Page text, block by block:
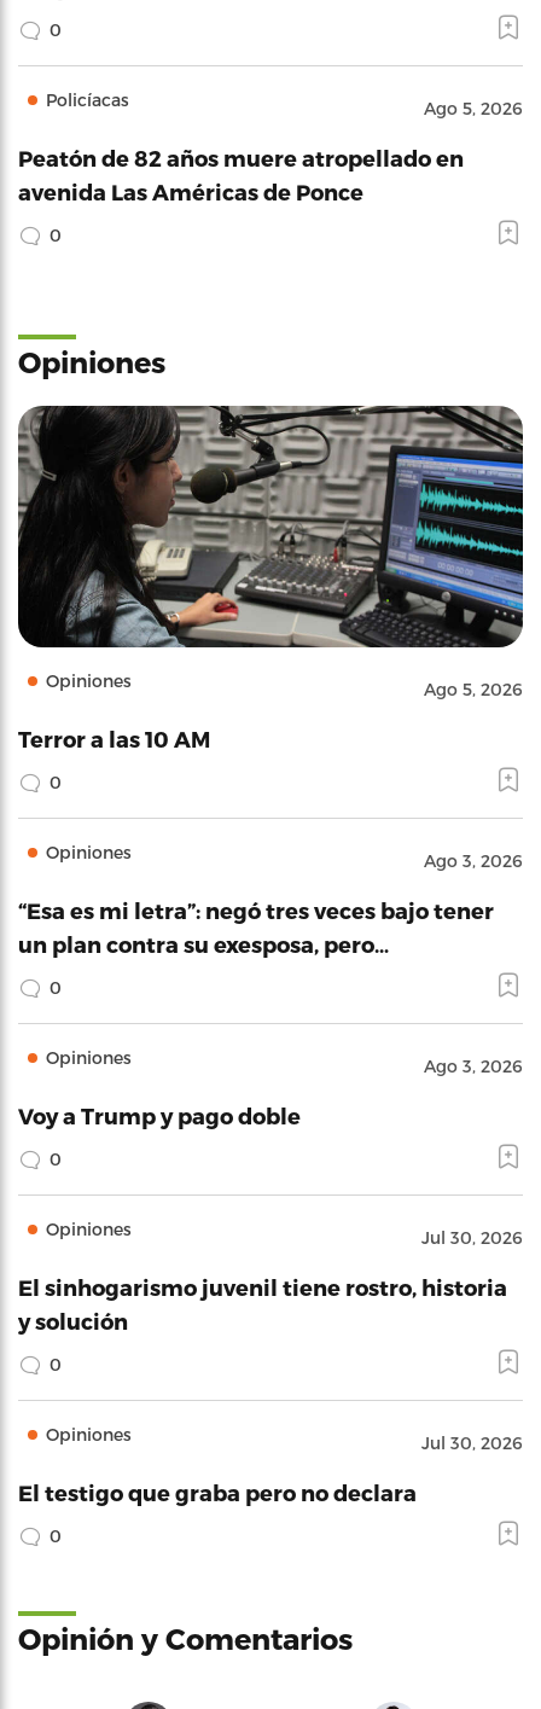
0
Policíacas Ago 5, 2026
Peatón de 82 años muere atropellado en
avenida Las Américas de Ponce
0
Opiniones
Opiniones Ago 5, 2026
Terror a las 10 AM
0
Opiniones Ago 3, 2026
“Esa es mi letra”: negó tres veces bajo tener
un plan contra su exesposa, pero…
0
Opiniones Ago 3, 2026
Voy a Trump y pago doble
0
Opiniones Jul 30, 2026
El sinhogarismo juvenil tiene rostro, historia
y solución
0
Opiniones Jul 30, 2026
El testigo que graba pero no declara
0
Opinión y Comentarios